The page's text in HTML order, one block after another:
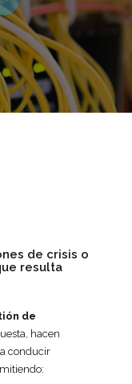
de crisis o
resulta
de
hacen
conducir